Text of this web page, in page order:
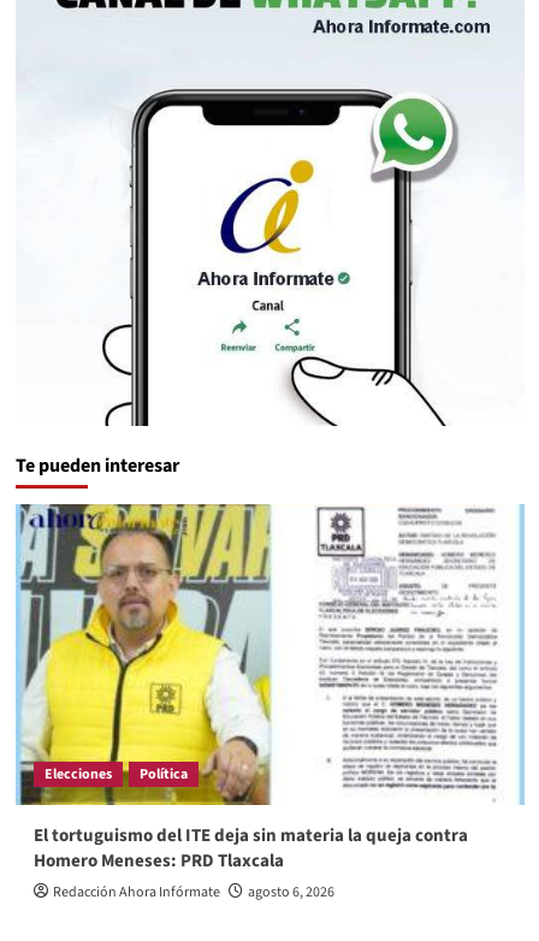
Te pueden interesar
Elecciones Política
El tortuguismo del ITE deja sin materia la queja contra
Homero Meneses: PRD Tlaxcala
Redacción Ahora Infórmate agosto 6, 2026